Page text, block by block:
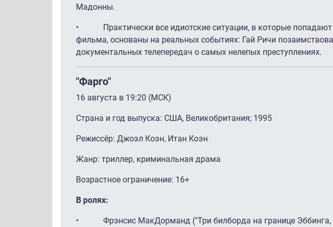
Мадонны.
• Практически все идиотские ситуации, в которые попадают
фильма, основаны на реальных событиях: Гай Ричи
документальных телепередач о самых нелепых преступлениях.
"Фарго"
16 августа в 19:20 (МСК)
Страна и год выпуска: США, Великобритания; 1995
Режиссёр: Джоэл Коэн, Итан Коэн
Жанр: триллер, криминальная драма
Возрастное ограничение: 16+
В ролях:
• Фрэнсис МакДорманд ("Три билборда на границе Эббинга,